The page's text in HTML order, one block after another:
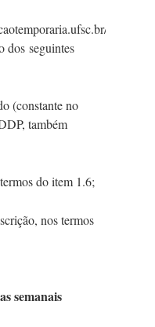
edital-
dos seguintes
(constante no
também
do item 1.6;
nos termos
semanais